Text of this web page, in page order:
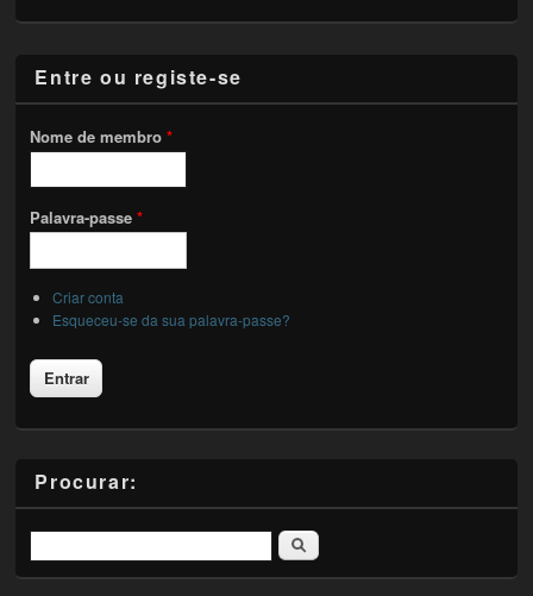
Entre ou registe-se
Nome de membro*
Palavra-passe*
Criar conta
Esqueceu-se da sua palavra-passe?
Procurar:
Pesquisar